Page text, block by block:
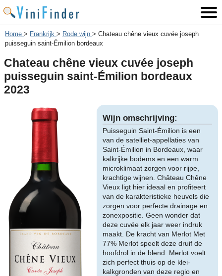
Home > Frankrijk > Rode wijn > Chateau chêne vieux cuvée joseph
puisseguin saint-Émilion bordeaux
Chateau chêne vieux cuvée joseph
puisseguin saint-Émilion bordeaux
2023
Wijn omschrijving:
Puisseguin Saint-Émilion is een
van de satelliet-appellaties van
Saint-Émilion in Bordeaux, waar
kalkrijke bodems en een warm
microklimaat zorgen voor rijpe,
krachtige wijnen. Château Chêne
Vieux ligt hier ideaal en profiteert
van de karakteristieke heuvels die
zorgen voor perfecte drainage en
zonexpositie. Geen wonder dat
deze cuvée elk jaar weer indruk
maakt. De kracht van Merlot Met
77% Merlot speelt deze druif de
hoofdrol in de blend. Merlot voelt
zich perfect thuis op de klei-
kalkgronden van deze regio en